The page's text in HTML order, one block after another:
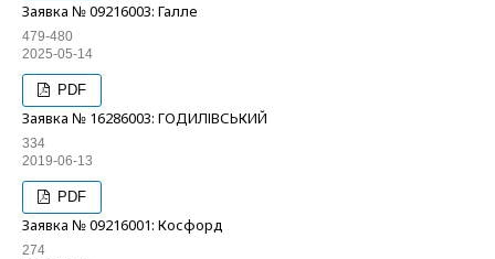
Заявка № 09216003: Галле
479-480
2025-05-14
PDF
Заявка № 16286003: ГОДИЛІВСЬКИЙ
334
2019-06-13
PDF
Заявка № 09216001: Косфорд
274